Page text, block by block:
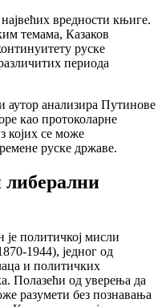
вредности књиге.
темама, Казаков
руске
периода
аутор анализира Путинове
као протоколарне
којих се може
руске државе.
либерални
је политичкој мисли
1944), једног од
и политичких
Полазећи од уверења да
разумети без познавања